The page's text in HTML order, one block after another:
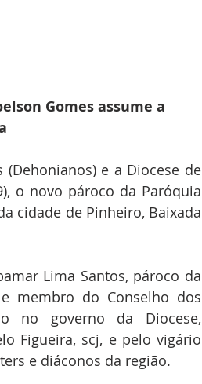
Gomes assume a
(Dehonianos) e a Diocese de
o novo pároco da Paróquia
cidade de Pinheiro, Baixada
Lima Santos, pároco da
membro do Conselho dos
no governo da Diocese,
Figueira, scj, e pelo vigário
e diáconos da região.